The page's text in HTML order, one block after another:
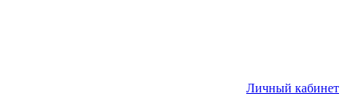
Личный кабинет